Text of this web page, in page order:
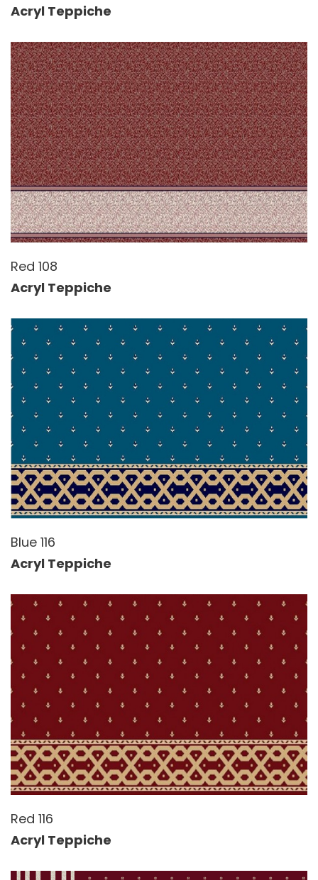
Acryl Teppiche
Red 108
Acryl Teppiche
Blue 116
Acryl Teppiche
Red 116
Acryl Teppiche